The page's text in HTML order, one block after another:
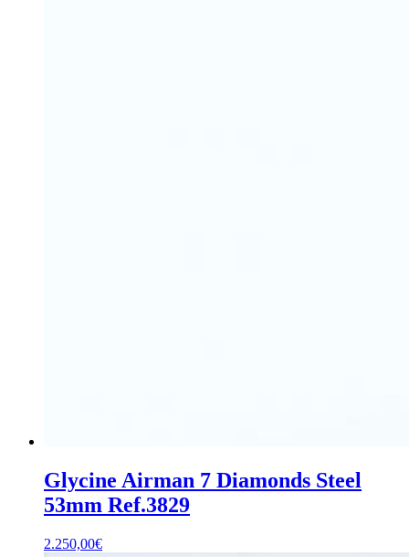
Glycine Airman 7 Diamonds Steel
53mm Ref.3829
2.250,00€